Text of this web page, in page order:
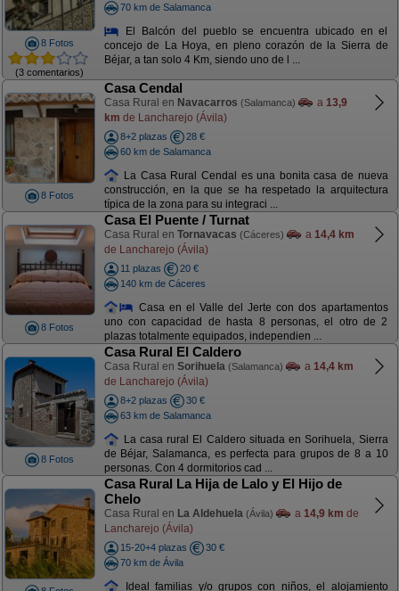
8 Fotos
(3 comentarios)
70 km de Salamanca
El Balcón del pueblo se encuentra ubicado en el
concejo de La Hoya, en pleno corazón de la Sierra de
Béjar, a tan solo 4 Km, siendo uno de l ...
8 Fotos
Casa Cendal
Casa Rural en Navacarros (Salamanca) a 13,9
km de Lancharejo (Ávila)
8+2 plazas
28 €
60 km de Salamanca
La Casa Rural Cendal es una bonita casa de nueva
construcción, en la que se ha respetado la arquitectura
típica de la zona para su integraci ...
8 Fotos
Casa El Puente / Turnat
Casa Rural en Tornavacas (Cáceres) a 14,4 km
de Lancharejo (Ávila)
11 plazas
20 €
140 km de Cáceres
Casa en el Valle del Jerte con dos apartamentos
uno con capacidad de hasta 8 personas, el otro de 2
plazas totalmente equipados, independien ...
8 Fotos
Casa Rural El Caldero
Casa Rural en Sorihuela (Salamanca) a 14,4 km
de Lancharejo (Ávila)
8+2 plazas
30 €
63 km de Salamanca
La casa rural El Caldero situada en Sorihuela, Sierra
de Béjar, Salamanca, es perfecta para grupos de 8 a 10
personas. Con 4 dormitorios cad ...
Casa Rural La Hija de Lalo y El Hijo de
Chelo
Casa Rural en La Aldehuela (Ávila) a 14,9 km de
Lancharejo (Ávila)
15-20+4 plazas
30 €
70 km de Ávila
Ideal familias y/o grupos con niños, el alojamiento